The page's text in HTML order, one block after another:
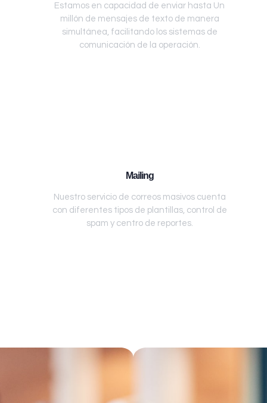
Estamos en capacidad de enviar hasta Un
millón de mensajes de texto de manera
simultánea, facilitando los sistemas de
comunicación de la operación.
Mailing
Nuestro servicio de correos masivos cuenta
con diferentes tipos de plantillas, control de
spam y centro de reportes.